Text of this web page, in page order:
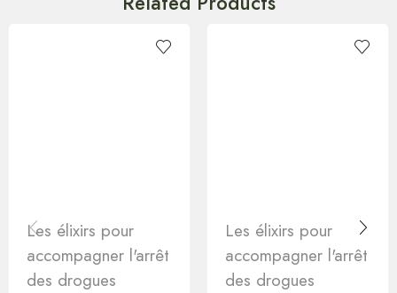
Les élixirs pour
accompagner l'arrêt
des drogues
Les élixirs pour
accompagner l'arrêt
des drogues